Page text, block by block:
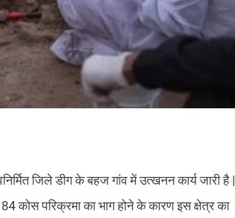
जिले डीग के बहज गांव में उत्खनन कार्य जारी है |
कोस परिक्रमा का भाग होने के कारण इस क्षेत्र का